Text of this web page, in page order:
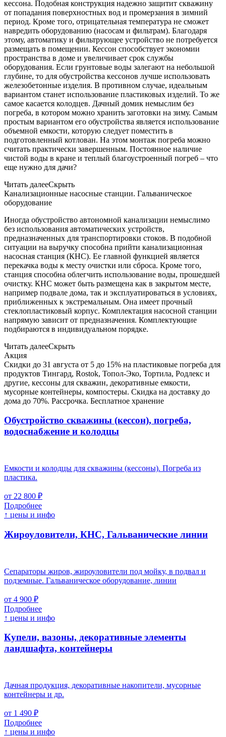
кессона. Подобная конструкция надежно защитит скважину
от попадания поверхностных вод и промерзания в зимний
период. Кроме того, отрицательная температура не сможет
навредить оборудованию (насосам и фильтрам). Благодаря
этому, автоматику и фильтрующее устройство не потребуется
размещать в помещении. Кессон способствует экономии
пространства в доме и увеличивает срок службы
оборудования. Если грунтовые воды залегают на небольшой
глубине, то для обустройства кессонов лучше использовать
железобетонные изделия. В противном случае, идеальным
вариантом станет использование пластиковых изделий. То же
самое касается колодцев. Дачный домик немыслим без
погреба, в котором можно хранить заготовки на зиму. Самым
простым вариантом его обустройства является использование
объемной емкости, которую следует поместить в
подготовленный котлован. На этом монтаж погреба можно
считать практически завершенным. Постоянное наличие
чистой воды в кране и теплый благоустроенный погреб – что
еще нужно для дачи?
Читать далееСкрыть
Канализационные насосные станции. Гальваническое
оборудование
Иногда обустройство автономной канализации немыслимо
без использования автоматических устройств,
предназначенных для транспортировки стоков. В подобной
ситуации на выручку способна прийти канализационная
насосная станция (КНС). Ее главной функцией является
перекачка воды к месту очистки или сброса. Кроме того,
станция способна облегчить использование воды, прошедшей
очистку. КНС может быть размещена как в закрытом месте,
например подвале дома, так и эксплуатироваться в условиях,
приближенных к экстремальным. Она имеет прочный
стеклопластиковый корпус. Комплектация насосной станции
напрямую зависит от предназначения. Комплектующие
подбираются в индивидуальном порядке.
Читать далееСкрыть
Акция
Скидки до 31 августа от 5 до 15% на пластиковые погреба для
продуктов Тингард, Rostok, Топол-Эко, Тортила, Родлекс и
другие, кессоны для скважин, декоративные емкости,
мусорные контейнеры, компостеры. Скидка на доставку до
дома до 70%. Рассрочка. Бесплатное хранение
Обустройство скважины (кессон), погреба,
водоснабжение и колодцы
Емкости и колодцы для скважины (кессоны). Погреба из
пластика.
от 22 800 ₽
Подробнее
↑ цены и инфо
Жироуловители, КНС, Гальванические линии
Сепараторы жиров, жироуловители под мойку, в подвал и
подземные. Гальваническое оборудование, линии
от 4 900 ₽
Подробнее
↑ цены и инфо
Купели, вазоны, декоративные элементы
ландшафта, контейнеры
Дачная продукция, декоративные накопители, мусорные
контейнеры и др.
от 1 490 ₽
Подробнее
↑ цены и инфо